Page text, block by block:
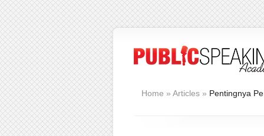
Home » Articles » Pentingnya